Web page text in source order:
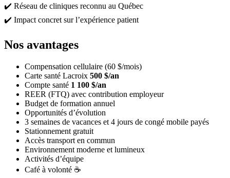
✔️ Réseau de cliniques reconnu au Québec
✔️ Impact concret sur l’expérience patient
Nos avantages
Compensation cellulaire (60 $/mois)
Carte santé Lacroix 500 $/an
Compte santé 1 100 $/an
REER (FTQ) avec contribution employeur
Budget de formation annuel
Opportunités d’évolution
3 semaines de vacances et 4 jours de congé mobile payés
Stationnement gratuit
Accès transport en commun
Environnement moderne et lumineux
Activités d’équipe
Café à volonté ☕